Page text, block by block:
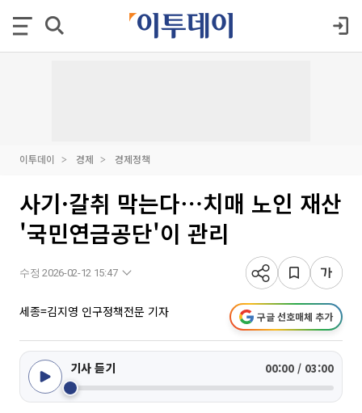
이투데이 경제 경제정책
사기·갈취 막는다⋯치매 노인 재산
'국민연금공단'이 관리
수정 2026-02-12 15:47
세종=김지영 인구정책전문 기자 구글 선호매체 추가
기사 듣기 00:00 / 03:00